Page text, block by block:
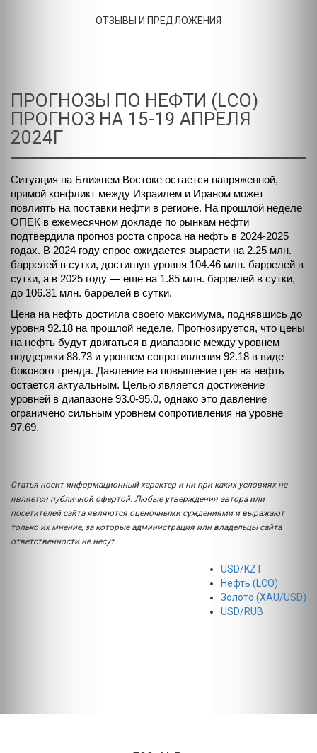
ОТЗЫВЫ И ПРЕДЛОЖЕНИЯ
ПРОГНОЗЫ ПО НЕФТИ (LCO)
ПРОГНОЗ НА 15-19 АПРЕЛЯ
2024Г
Ситуация на Ближнем Востоке остается напряженной,
прямой конфликт между Израилем и Ираном может
повлиять на поставки нефти в регионе. На прошлой неделе
ОПЕК в ежемесячном докладе по рынкам нефти
подтвердила прогноз роста спроса на нефть в 2024-2025
годах. В 2024 году спрос ожидается вырасти на 2.25 млн.
баррелей в сутки, достигнув уровня 104.46 млн. баррелей в
сутки, а в 2025 году — еще на 1.85 млн. баррелей в сутки,
до 106.31 млн. баррелей в сутки.
Цена на нефть достигла своего максимума, поднявшись до
уровня 92.18 на прошлой неделе. Прогнозируется, что цены
на нефть будут двигаться в диапазоне между уровнем
поддержки 88.73 и уровнем сопротивления 92.18 в виде
бокового тренда. Давление на повышение цен на нефть
остается актуальным. Целью является достижение
уровней в диапазоне 93.0-95.0, однако это давление
ограничено сильным уровнем сопротивления на уровне
97.69.
Статья носит информационный характер и ни при каких условиях не
является публичной офертой. Любые утверждения автора или
посетителей сайта являются оценочными суждениями и выражают
только их мнение, за которые администрация или владельцы сайта
ответственности не несут.
USD/KZT
Нефть (LCO)
Золото (XAU/USD)
USD/RUB